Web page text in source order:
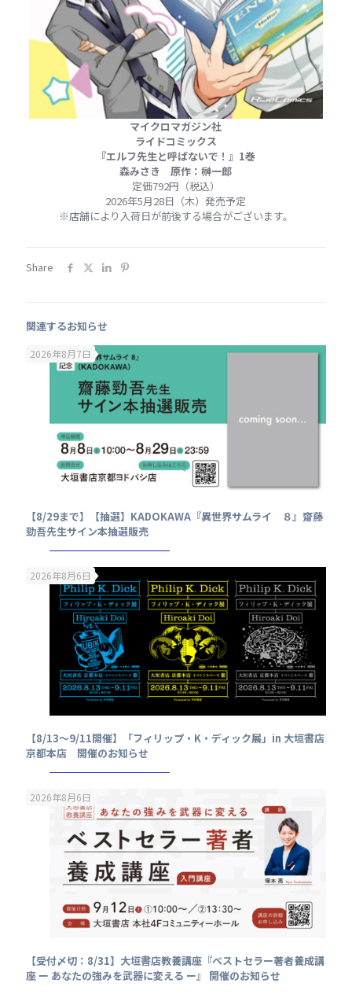
マイクロマガジン社
ライドコミックス
『エルフ先生と呼ばないで！』1巻
森みさき 原作：榊一郎
定価792円（税込）
2026年5月28日（木）発売予定
※店舗により入荷日が前後する場合がございます。
Share
関連するお知らせ
2026年8月7日
【8/29まで】【抽選】KADOKAWA『異世界サムライ ８』齋藤
勁吾先生サイン本抽選販売
2026年8月6日
【8/13～9/11開催】「フィリップ・K・ディック展」in 大垣書店
京都本店 開催のお知らせ
2026年8月6日
【受付〆切：8/31】大垣書店教養講座『ベストセラー著者養成講
座 ー あなたの強みを武器に変える ー』 開催のお知らせ